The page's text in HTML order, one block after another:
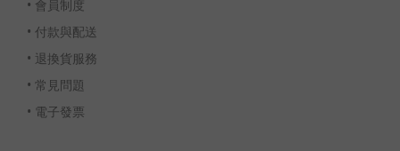
• 會員制度
• 付款與配送
• 退換貨服務
• 常見問題
• 電子發票